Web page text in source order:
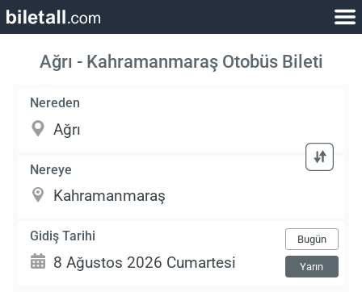
Ağrı - Kahramanmaraş Otobüs Bileti
Nereden
Nereye
Gidiş Tarihi Bugün
Yarın